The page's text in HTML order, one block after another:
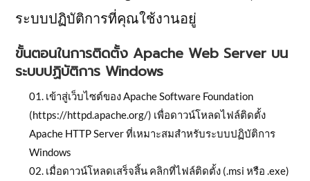
ระบบปฏิบัติการที่คุณใช้งานอยู่
ขั้นตอนในการติดตั้ง Apache Web Server บน
ระบบปฏิบัติการ Windows
เข้าสู่เว็บไซต์ของ Apache Software Foundation
(https://httpd.apache.org/) เพื่อดาวน์โหลดไฟล์ติดตั้ง
Apache HTTP Server ที่เหมาะสมสำหรับระบบปฏิบัติการ
Windows
เมื่อดาวน์โหลดเสร็จสิ้น คลิกที่ไฟล์ติดตั้ง (.msi หรือ .exe)